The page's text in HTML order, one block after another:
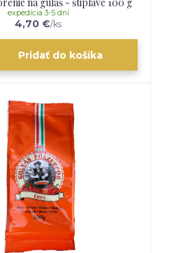
4,70 €/ks
expedícia 3-5 dní
Pridať do košíka